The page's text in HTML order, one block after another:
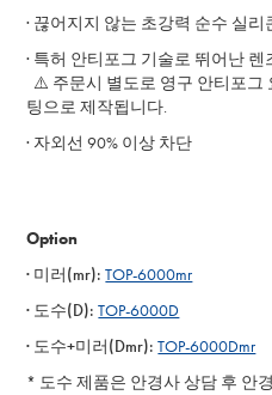
· 끊어지지 않는 초강력 순수 실리
· 특허 안티포그 기술로 뛰어난
⚠️ 주문시 별도로 영구 안티포그
팅으로 제작됩니다.
· 자외선 90% 이상 차단
Option
· 미러(mr): TOP-6000mr
· 도수(D): TOP-6000D
· 도수+미러(Dmr): TOP-6000Dmr
* 도수 제품은 안경사 상담 후 안